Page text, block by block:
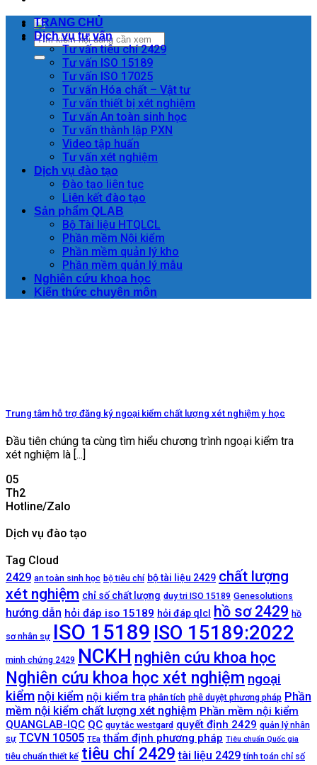
TRANG CHỦ
Dịch vụ tư vấn
Tư vấn tiêu chí 2429
Tư vấn ISO 15189
Tư vấn ISO 17025
Tư vấn Hóa chất – Vật tư
Tư vấn thiết bị xét nghiệm
Tư vấn An toàn sinh học
Tư vấn thành lập PXN
Video tập huấn
Tư vấn xét nghiệm
Dịch vụ đào tạo
Đào tạo liên tục
Liên kết đào tạo
Sản phẩm QLAB
Bộ Tài liệu HTQLCL
Phần mềm Nội kiểm
Phần mềm quản lý kho
Phần mềm quản lý mẫu
Nghiên cứu khoa học
Kiến thức chuyên môn
Trung tâm hỗ trợ đăng ký ngoại kiểm chất lượng xét nghiệm y học
Đầu tiên chúng ta cùng tìm hiểu chương trình ngoại kiểm tra
xét nghiệm là [...]
05
Th2
Hotline/Zalo
Dịch vụ đào tạo
Tag Cloud
2429 an toàn sinh học bộ tiêu chí bộ tài liệu 2429 chất lượng
xét nghiệm chỉ số chất lượng duy tri ISO 15189 Genesolutions
hướng dẫn hỏi đáp iso 15189 hỏi đáp qlcl hồ sơ 2429 hồ
sơ nhân sự ISO 15189 ISO 15189:2022
minh chứng 2429 NCKH nghiên cứu khoa học
Nghiên cứu khoa học xét nghiệm ngoại
kiểm nội kiểm nội kiểm tra phân tích phê duyệt phương pháp Phần
mềm nội kiểm chất lượng xét nghiệm Phần mềm nội kiểm
QUANGLAB-IQC QC quy tắc westgard quyết định 2429 quản lý nhân
sự TCVN 10505 TEa thẩm định phương pháp Tiêu chuẩn Quốc gia
tiêu chuẩn thiết kế tiêu chí 2429 tài liệu 2429 tính toán chỉ số